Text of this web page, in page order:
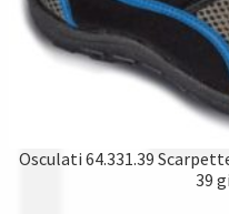
Osculati 64.331.39
39